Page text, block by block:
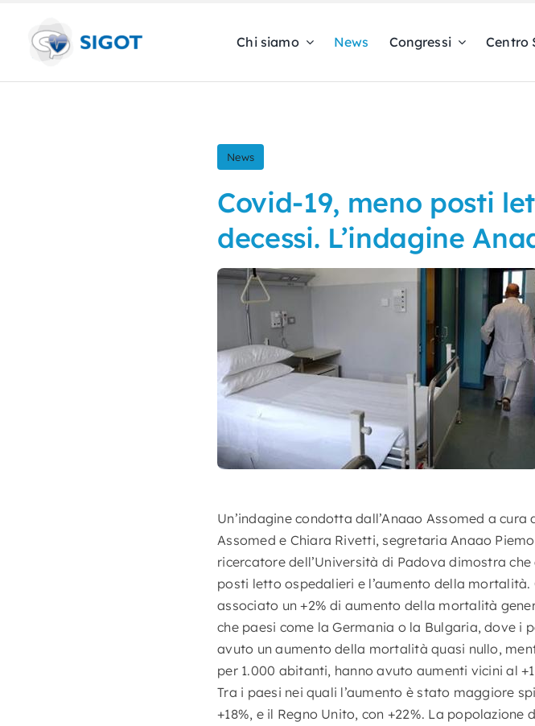
content
Chi siamo News Congressi Centro
News
Covid-19, meno posti
decessi. L’indagine
Un’indagine condotta dall’Anaao Assomed a
Assomed e Chiara Rivetti, segretaria Anaao
ricercatore dell’Università di Padova dimostra
posti letto ospedalieri e l’aumento della
associato un +2% di aumento della mortalità
che paesi come la Germania o la Bulgaria, dove i
avuto un aumento della mortalità quasi nullo,
per 1.000 abitanti, hanno avuto aumenti vicini al
Tra i paesi nei quali l’aumento è stato maggiore
+18%, e il Regno Unito, con +22%. La